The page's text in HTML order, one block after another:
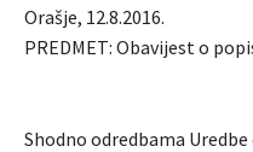
Orašje, 12.8.2016.
PREDMET: Obavijest o
Shodno odredbama